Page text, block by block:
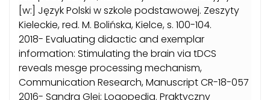
[w:] Język Polski w szkole podstawowej. Zeszyty
Kieleckie, red. M. Bolińska, Kielce, s. 100-104.
2018- Evaluating didactic and exemplar
information: Stimulating the brain via tDCS
reveals mesge processing mechanism,
Communication Research, Manuscript CR-18-057
2016- Sandra Glej; Logopedia. Praktyczny